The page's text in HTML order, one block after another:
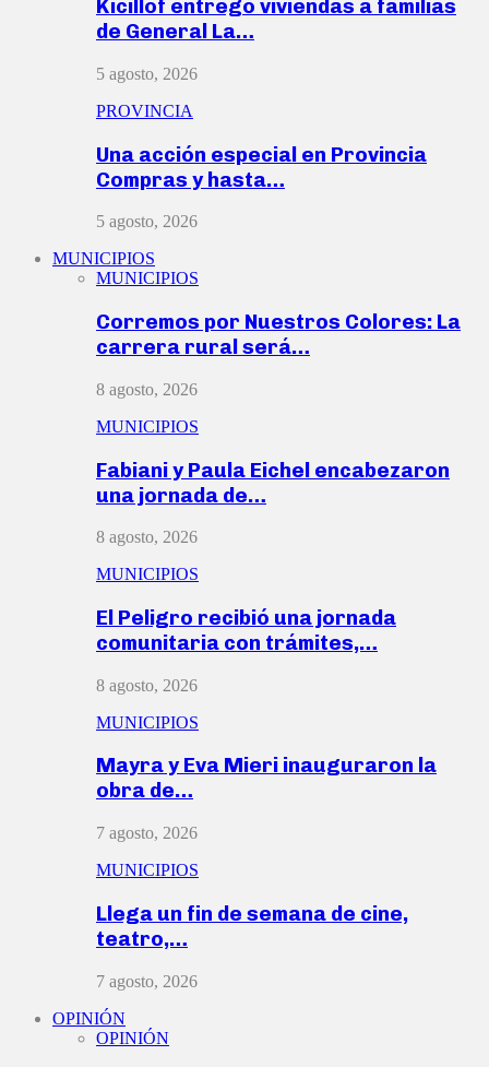
Kicillof entregó viviendas a familias
de General La…
5 agosto, 2026
PROVINCIA
Una acción especial en Provincia
Compras y hasta…
5 agosto, 2026
MUNICIPIOS
MUNICIPIOS
Corremos por Nuestros Colores: La
carrera rural será…
8 agosto, 2026
MUNICIPIOS
Fabiani y Paula Eichel encabezaron
una jornada de…
8 agosto, 2026
MUNICIPIOS
El Peligro recibió una jornada
comunitaria con trámites,…
8 agosto, 2026
MUNICIPIOS
Mayra y Eva Mieri inauguraron la
obra de…
7 agosto, 2026
MUNICIPIOS
Llega un fin de semana de cine,
teatro,…
7 agosto, 2026
OPINIÓN
OPINIÓN